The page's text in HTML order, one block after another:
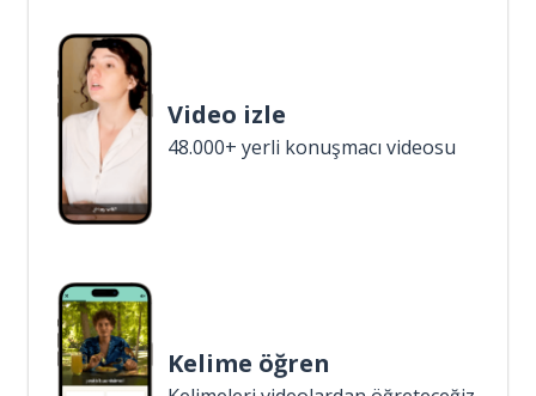
Video izle
48.000+ yerli konuşmacı videosu
Kelime öğren